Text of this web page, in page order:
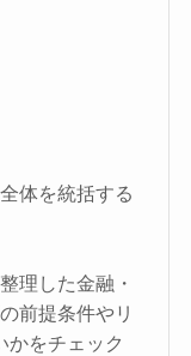
体を統括する
理した金融・
前提条件やリ
かをチェック